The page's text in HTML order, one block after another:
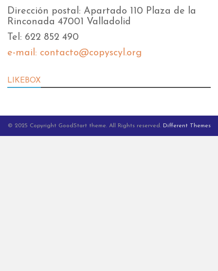
Dirección postal: Apartado 110 Plaza de la
Rinconada 47001 Valladolid
Tel: 622 852 490
e-mail: contacto@copyscyl.org
LIKEBOX
© 2025 Copyright GoodStart theme. All Rights reserved. Different Themes